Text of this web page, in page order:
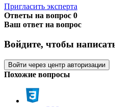
Пригласить эксперта
Ответы на вопрос 0
Ваш ответ на вопрос
Войдите, чтобы
Войти через центр авторизации
Похожие вопросы